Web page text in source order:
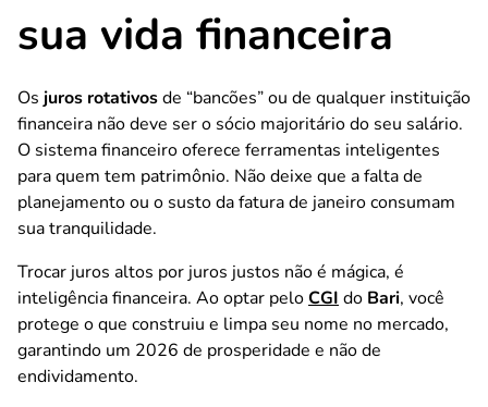
sua vida financeira
Os juros rotativosde “bancões” ou de qualquer instituição
financeira não deve ser o sócio majoritário do seu salário.
O sistema financeiro oferece ferramentas inteligentes
para quem tem patrimônio. Não deixe que a falta de
planejamento ou o susto da fatura de janeiro consumam
sua tranquilidade.
Trocar juros altos por juros justos não é mágica, é
inteligência financeira. Ao optar peloCGI do Bari, você
protege o que construiu e limpa seu nome no mercado,
garantindo um 2026 de prosperidade e não de
endividamento.